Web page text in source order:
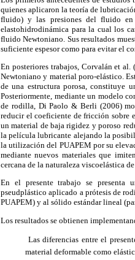
quienes aplicaron la teoría de
fluido) y las presiones del fluido
elastohidrodinámica para la cual los
fluido Newtoniano. Sus resultados
suficiente espesor como para evitar el
En posteriores trabajos, Corvalán et
Newtoniano y material poro-elástico.
de una estructura porosa, constituye
Posteriormente, mediante un modelo
de rodilla, Di Paolo & Berli (2006)
reducir el coeficiente de fricción sobre
un material de baja rigidez y poroso
la película lubricante alejando la
la utilización del PUAPEM por su
mediante nuevos materiales que
cercana de la naturaleza viscoelástica
En el presente trabajo se presenta
pseudplástico aplicado a prótesis de
PUAPEM) y al sólido estándar lineal
Los resultados se obtienen
 Las diferencias entre el
material deformable como